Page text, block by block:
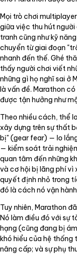
Mọi trò chơi
giữa việc thu hút
tranh cũng như kỹ
chuyển từ giai đoạn
nhanh đến thế. Ghé
thấy người chơi viết
những gì họ nghĩ sai ở
là vấn đề. Marathon
được tận hưởng như
Theo nhiều cách, thể
xây dựng trên sự thất
bị" (gear fear) — lo
— kiểm soát trải
quan tâm đến những
và cơ hội bị lãng phí vì
quyết định nhỏ trong
đó là cách nó vận
Tuy nhiên, Marathon
Nó làm điều đó với sự
hạng (cũng đang bị
khó hiểu của hệ thống
nâng cấp; và sự phụ